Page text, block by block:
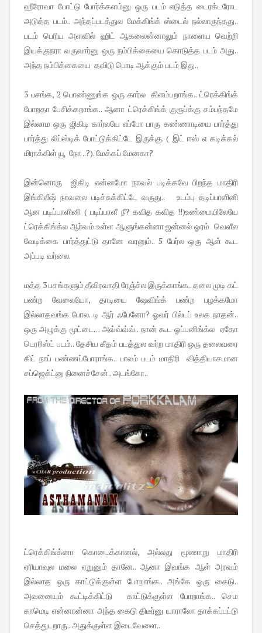
ஹீரோவா போட்டு போர்க்களம்னு ஒரு படம் எடுத்த டைரக்டரோட
அடுத்த படம்.. அந்தப்படத்துல மேக்கிங்க் ஸ்டைல் நல்லாருந்தது..
படம் பெரிய அளவில் ஹிட் ஆகலைன்னாலும் நாளைய வெற்றி
இயக்குநரா வருவார்னு ஒரு நம்பிக்கையை கொடுத்த படம் அது..
அந்த நம்பிக்கையை தவிடு பொடி ஆக்கும் படம் இது..
3 பசங்க, 2 பொண்ணுங்க ஒரு கார்ல கிளம்பறாங்க.. ட்ரெக்கிங்க்
போறதா பேசிக்கறாங்க.. ஆனா ட்ரெக்கிங்க் குரூப்க்கு சம்பந்தமே
இல்லாம ஒரு ஜிகிடி கார்லயே எப்போ பாரு கண்ணாடியை பார்த்து
பார்த்து லிப்ஸ்டிக் போட்டுக்கிட்டே இருக்கு. ( இட் ஈஸ் எ கடிக்கல்
மிராக்கிள் யூ நோ ..?). மேக்கப் மேனகா?
இன்னொரு ஜிகிடி என்னமோ நாவல் படிக்கவே பிறந்த மாதிரி
இங்கிலீஷ் நாவலை படிச்சுக்கிட்டே வருது.. உடம்பு தடிப்பாளினி
ஆன படிப்பாளினி ( படிப்பாளீ நீ? கவித கவித !!)உண்மையிலேயே
ட்ரெக்கிங்க்ல ஆர்வம் உள்ள ஆளுங்கன்னா ஜன்னல் ஓரம் வெளீல
வேடிக்கை பார்த்துட்டு தானே வரனும்.. 5 பேர்ல ஒரு ஆள் கூட
அப்படி வர்லை.
மத்த 3 பசங்களும் தீவிரவாதி ரேஞ்ச்ல இருக்காங்க.. தலை முடி கட்
பண்ற வேலையோ, தாடியை ஷேவிங்க் பண்ற பழக்கமோ
இல்லாதவங்க போல. டி ஆர் ஃபேனோ? ஓவர் பில்டப் உலக நாதன்..
ஒரு அழுக்கு மூட்டை.. . அவ்வ்வ்வ்.. நான் கூட ஓப்பனிங்க்ல ஏதோ
டெரரிஸ்ட் படம்.. தேசிய கீதம் படத்துல வர்ற மாதிரி ஒரு தலைவரை
கிட் நாப் பண்ணப்போராங்க.. பாலம் படம் மாதிரி வித்தியாசமான
சப்ஜெக்ட்னு நினைச்சேன்.. அடங்கோ..
ட்ரெக்கிங்க்னா கொடைக்கானல், அல்லது மூணாறு மாதிரி
ஏரியாவுல மலை ஏறுனும் தானே.. ஆனா இவங்க ஆள் அரவம்
இல்லாத ஒரு காட்டுக்குள்ள போறாங்க.. அங்கே ஒரு கைடு..
அவனையும் கூட்டிக்கிட்டு காட்டுக்குள்ள போறாங்க.. செம
காமெடி என்னான்னா அந்த கைடு திடீர்னு யாராலோ தாக்கப்பட்டு
செத்துடறாரு.. அதுக்குள்ள இடைவேளை..